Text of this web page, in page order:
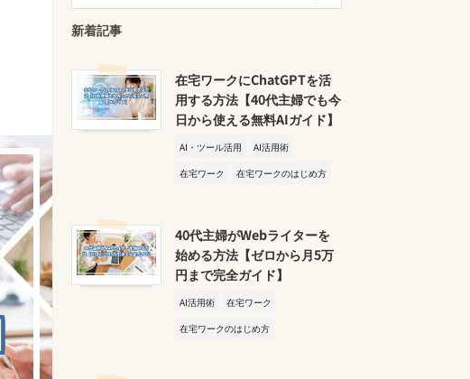
新着記事
在宅ワークにChatGPTを活
用する方法【40代主婦でも今
日から使える無料AIガイド】
AI・ツール活用
AI活用術
在宅ワーク
在宅ワークのはじめ方
40代主婦がWebライターを
始める方法【ゼロから月5万
円まで完全ガイド】
AI活用術
在宅ワーク
在宅ワークのはじめ方